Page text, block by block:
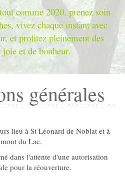
comme 2020, prenez soin
vivez chaque instant avec
et profitez pleinement des
et de bonheur.
générales
lieu à St Léonard de Noblat et à
du Lac.
dans l'attente d'une autorisation
pour la réouverture.